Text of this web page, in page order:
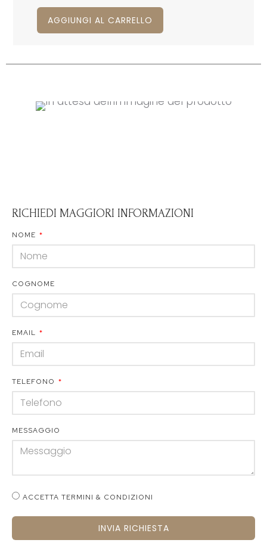
AGGIUNGI AL CARRELLO
RICHIEDI MAGGIORI INFORMAZIONI
NOME
COGNOME
EMAIL
TELEFONO
MESSAGGIO
ACCETTA TERMINI & CONDIZIONI
INVIA RICHIESTA